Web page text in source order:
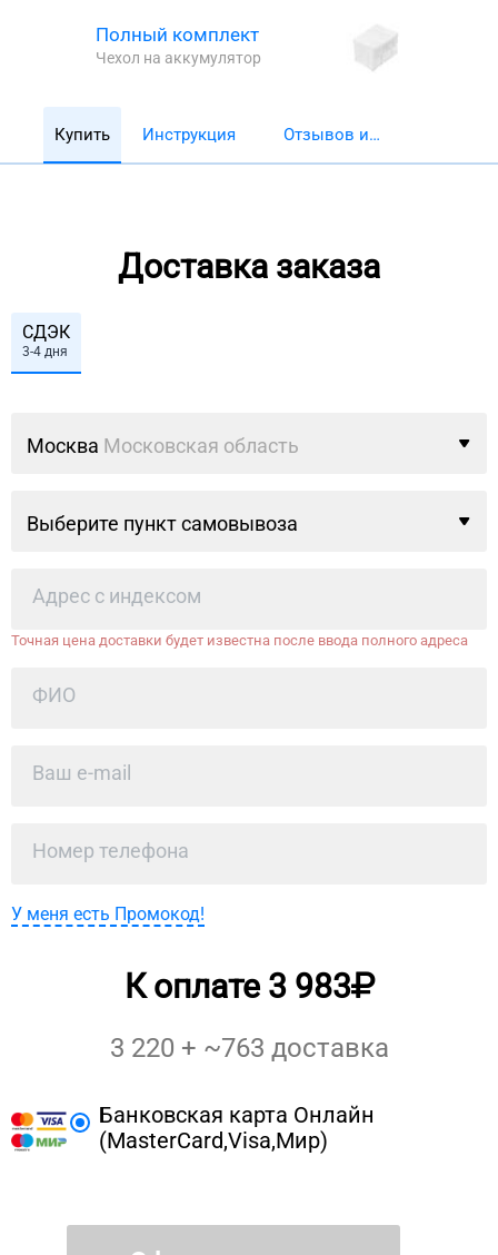
Полный комплект
Чехол на аккумулятор
Купить Инструкция
Отзывов и
Доставка заказа
СДЭК
3-4 дня
Москва Московская область
Выберите пункт самовывоза
Точная цена доставки будет известна после ввода полного адреса
У меня есть Промокод!
К оплате 3 983
3 220 + ~763 доставка
Банковская карта Онлайн
(MasterCard,Visa,Мир)